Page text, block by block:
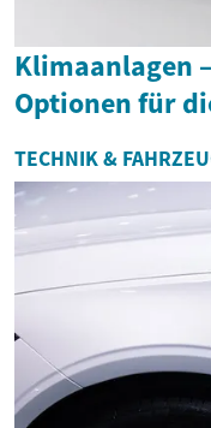
Klimaanlagen
Optionen für
TECHNIK &